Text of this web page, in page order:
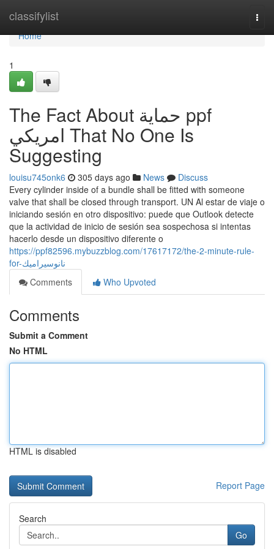
classifylist
Home
Home
1
The Fact About حماية ppf
امريكي That No One Is
Suggesting
louisu745onk6 305 days ago News
Discuss
Every cylinder inside of a bundle shall be fitted with someone
valve that shall be closed through transport. UN Al estar de viaje o
iniciando sesión en otro dispositivo: puede que Outlook detecte
que la actividad de inicio de sesión sea sospechosa si intentas
hacerlo desde un dispositivo diferente o
https://ppf82596.mybuzzblog.com/17617172/the-2-minute-rule-
for-نانوسيراميك
Comments
Who Upvoted
Comments
Submit a Comment
No HTML
HTML is disabled
Report Page
Search
Go